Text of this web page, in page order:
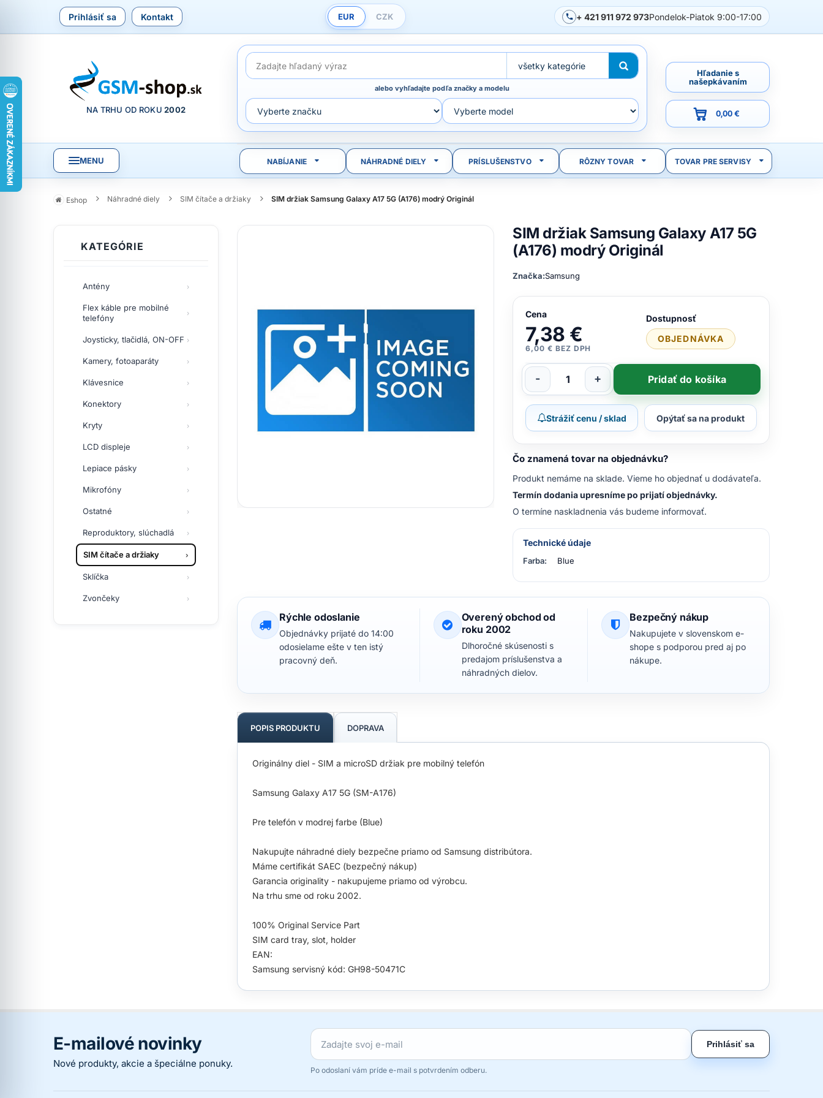
Prihlásiť sa Kontakt EUR CZK + 421 911 972 973Pondelok-Piatok 9:00-17:00
NA TRHU OD ROKU2002
alebo vyhľadajte podľa značky a modelu
Hľadanie s
našepkávaním
0,00 €
MENU NABÍJANIE NÁHRADNÉ DIELY PRÍSLUŠENSTVO RÔZNY TOVAR TOVAR PRE SERVISY
Eshop Náhradné diely SIM čítače a držiaky SIM držiak Samsung Galaxy A17 5G (A176) modrý Originál
KATEGÓRIE
Antény
Flex káble pre mobilné
telefóny
Joysticky, tlačidlá, ON-OFF
Kamery, fotoaparáty
Klávesnice
Konektory
Kryty
LCD displeje
Lepiace pásky
Mikrofóny
Ostatné
Reproduktory, slúchadlá
SIM čítače a držiaky
Sklíčka
Zvončeky
SIM držiak Samsung Galaxy A17 5G
(A176) modrý Originál
Značka:Samsung
Cena
7,38 €
6,00 € BEZ DPH
Dostupnosť
OBJEDNÁVKA
- + Pridať do košíka
Strážiť cenu / sklad Opýtať sa na produkt
Čo znamená tovar na objednávku?
Produkt nemáme na sklade. Vieme ho objednať u dodávateľa.
Termín dodania upresníme po prijatí objednávky.
O termíne naskladnenia vás budeme informovať.
Technické údaje
Farba: Blue
Rýchle odoslanie
Objednávky prijaté do 14:00
odosielame ešte v ten istý
pracovný deň.
Overený obchod od
roku 2002
Dlhoročné skúsenosti s
predajom príslušenstva a
náhradných dielov.
Bezpečný nákup
Nakupujete v slovenskom e-
shope s podporou pred aj po
nákupe.
POPIS PRODUKTU DOPRAVA
Originálny diel - SIM a microSD držiak pre mobilný telefón
Samsung Galaxy A17 5G (SM-A176)
Pre telefón v modrej farbe (Blue)
Nakupujte náhradné diely bezpečne priamo od Samsung distribútora.
Máme certifikát SAEC (bezpečný nákup)
Garancia originality - nakupujeme priamo od výrobcu.
Na trhu sme od roku 2002.
100% Original Service Part
SIM card tray, slot, holder
EAN:
Samsung servisný kód: GH98-50471C
E-mailové novinky
Nové produkty, akcie a špeciálne ponuky.
Prihlásiť sa
Po odoslaní vám príde e-mail s potvrdením odberu.